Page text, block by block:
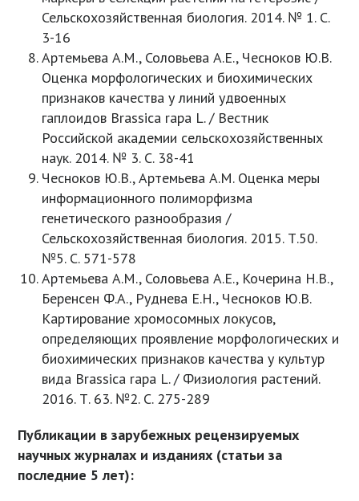
Сельскохозяйственная биология. 2014. № 1. С.
3-16
Артемьева А.М., Соловьева А.Е., Чесноков Ю.В.
Оценка морфологических и биохимических
признаков качества у линий удвоенных
гаплоидов Brassica rapa L. / Вестник
Российской академии сельскохозяйственных
наук. 2014. № 3. С. 38-41
Чесноков Ю.В., Артемьева А.М. Оценка меры
информационного полиморфизма
генетического разнообразия /
Сельскохозяйственная биология. 2015. Т.50.
№5. С. 571-578
Артемьева А.М., Соловьева А.Е., Кочерина Н.В.,
Беренсен Ф.А., Руднева Е.Н., Чесноков Ю.В.
Картирование хромосомных локусов,
определяющих проявление морфологических и
биохимических признаков качества у культур
вида Brassica rapa L. / Физиология растений.
2016. Т. 63. №2. С. 275-289
Публикации в зарубежных рецензируемых
научных журналах и изданиях (статьи за
последние 5 лет):